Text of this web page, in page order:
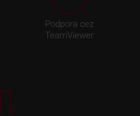
Podpora cez
TeamViewer